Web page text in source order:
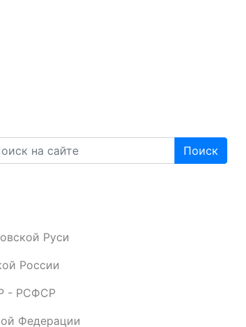
Поиск
Руси
России
- РСФСР
Федерации